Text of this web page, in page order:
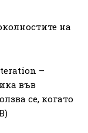
на
–
във
се, когато